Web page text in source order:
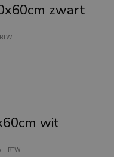
zwart
wit
BTW